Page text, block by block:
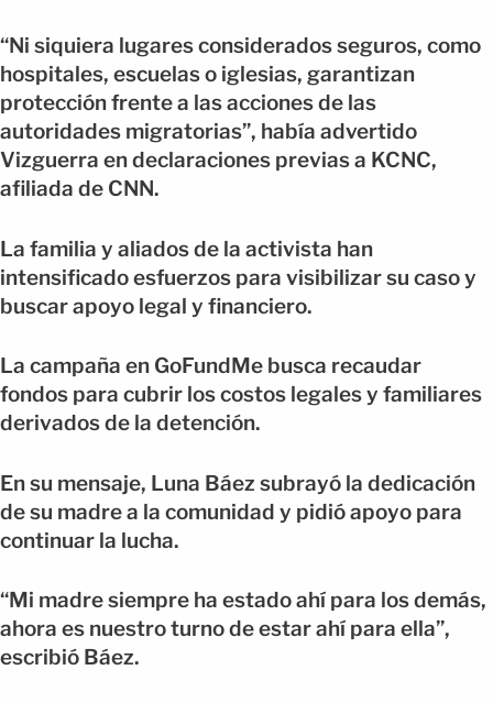
“Ni siquiera lugares considerados seguros, como
hospitales, escuelas o iglesias, garantizan
protección frente a las acciones de las
autoridades migratorias”, había advertido
Vizguerra en declaraciones previas a KCNC,
afiliada de CNN.
La familia y aliados de la activista han
intensificado esfuerzos para visibilizar su caso y
buscar apoyo legal y financiero.
La campaña en GoFundMe busca recaudar
fondos para cubrir los costos legales y familiares
derivados de la detención.
En su mensaje, Luna Báez subrayó la dedicación
de su madre a la comunidad y pidió apoyo para
continuar la lucha.
“Mi madre siempre ha estado ahí para los demás,
ahora es nuestro turno de estar ahí para ella”,
escribió Báez.